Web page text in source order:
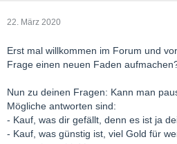
22. März 2020
Erst mal willkommen im Forum und
Frage einen neuen Faden
Nun zu deinen Fragen: Kann man
Mögliche antworten sind:
- Kauf, was dir gefällt, denn es ist ja
- Kauf, was günstig ist, viel Gold für